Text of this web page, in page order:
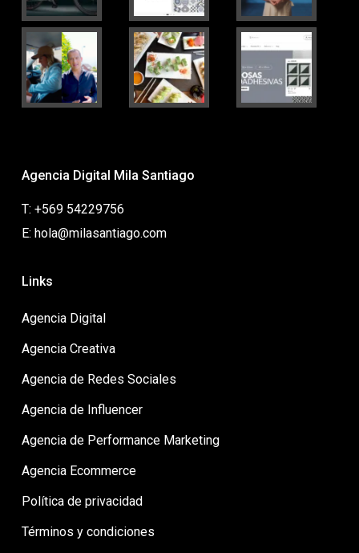
Agencia Digital Mila Santiago
T: +569 54229756
E: hola@milasantiago.com
Links
Agencia Digital
Agencia Creativa
Agencia de Redes Sociales
Agencia de Influencer
Agencia de Performance Marketing
Agencia Ecommerce
Política de privacidad
Términos y condiciones